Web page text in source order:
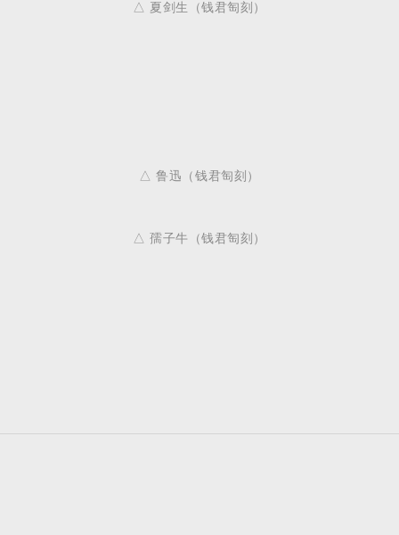
△ 夏剑生（钱君匋刻）
△ 鲁迅（钱君匋刻）
△ 孺子牛（钱君匋刻）